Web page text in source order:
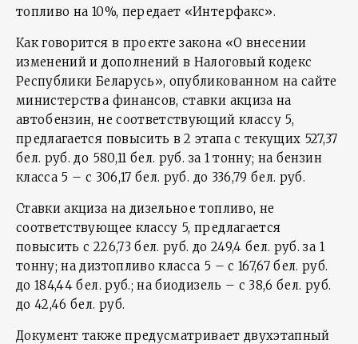
топливо на 10%, передает «Интерфакс».
Как говорится в проекте закона «О внесении
изменений и дополнений в Налоговый кодекс
Республики Беларусь», опубликованном на сайте
министерства финансов, ставки акциза на
автобензин, не соответствующий классу 5,
предлагается повысить в 2 этапа с текущих 527,37
бел. руб. до 580,11 бел. руб. за 1 тонну; на бензин
класса 5 – с 306,17 бел. руб. до 336,79 бел. руб.
Ставки акциза на дизельное топливо, не
соответствующее классу 5, предлагается
повысить с 226,73 бел. руб. до 249,4 бел. руб. за 1
тонну; на дизтопливо класса 5 – с 167,67 бел. руб.
до 184,44 бел. руб.; на биодизель – с 38,6 бел. руб.
до 42,46 бел. руб.
Документ также предусматривает двухэтапный